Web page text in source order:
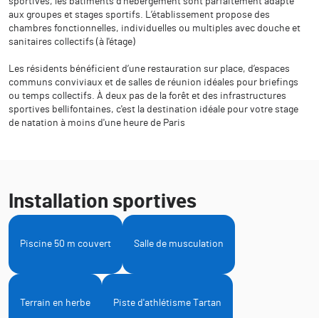
aux groupes et stages sportifs. L’établissement propose des
chambres fonctionnelles, individuelles ou multiples avec douche et
sanitaires collectifs (à l'étage)
Les résidents bénéficient d’une restauration sur place, d’espaces
communs conviviaux et de salles de réunion idéales pour briefings
ou temps collectifs. À deux pas de la forêt et des infrastructures
sportives bellifontaines, c'est la destination idéale pour votre stage
de natation à moins d'une heure de Paris
Installation sportives
Piscine 50 m couvert Salle de musculation
Terrain en herbe Piste d'athlétisme Tartan